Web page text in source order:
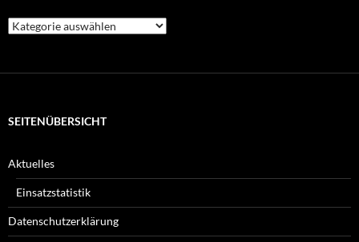
Welche
Beiträge
SEITENÜBERSICHT
Aktuelles
Einsatzstatistik
Datenschutzerklärung